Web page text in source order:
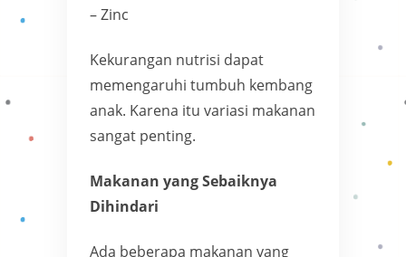
– Zinc
Kekurangan nutrisi dapat
memengaruhi tumbuh kembang
anak. Karena itu variasi makanan
sangat penting.
Makanan yang Sebaiknya
Dihindari
Ada beberapa makanan yang